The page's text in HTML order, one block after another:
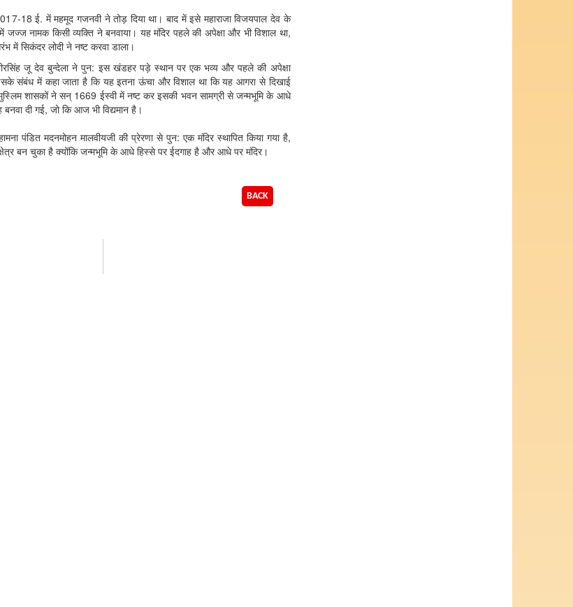
18 ई. में महमूद गजनवी ने तोड़ दिया था। बाद में इसे महाराजा विजयपाल देव के
नामक किसी व्यक्ति ने बनवाया। यह मंदिर पहले की अपेक्षा और भी विशाल था,
में सिकंदर लोदी ने नष्ट करवा डाला।
जू देव बुन्देला ने पुन: इस खंडहर पड़े स्थान पर एक भव्य और पहले की अपेक्षा
संबंध में कहा जाता है कि यह इतना ऊंचा और विशाल था कि यह आगरा से दिखाई
शासकों ने सन् 1669 ईस्वी में नष्ट कर इसकी भवन सामग्री से जन्मभूमि के आधे
दी गई, जो कि आज भी विद्यमान है।
पंडित मदनमोहन मालवीयजी की प्रेरणा से पुन: एक मंदिर स्थापित किया गया है,
बन चुका है क्योंकि जन्मभूमि के आधे हिस्से पर ईदगाह है और आधे पर मंदिर।
BACK